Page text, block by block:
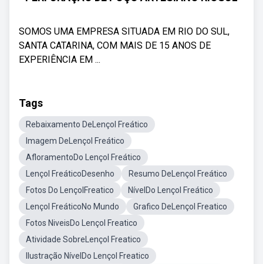
SOMOS UMA EMPRESA SITUADA EM RIO DO SUL,
SANTA CATARINA, COM MAIS DE 15 ANOS DE
EXPERIÊNCIA EM ...
Tags
Rebaixamento DeLençol Freático
Imagem DeLençol Freático
AfloramentoDo Lençol Freático
Lençol FreáticoDesenho
Resumo DeLençol Freático
Fotos Do LençolFreatico
NívelDo Lençol Freático
Lençol FreáticoNo Mundo
Grafico DeLençol Freatico
Fotos NiveisDo Lençol Freatico
Atividade SobreLençol Freatico
Ilustração NívelDo Lençol Freatico